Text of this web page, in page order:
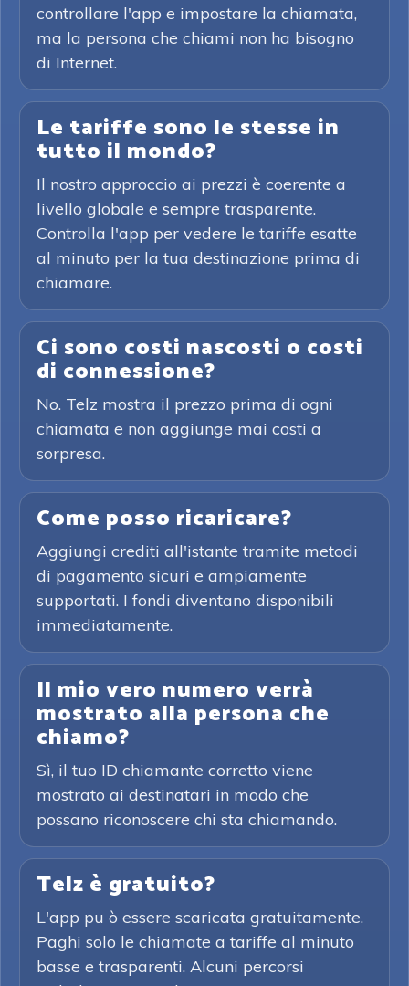
controllare l'app e impostare la chiamata,
ma la persona che chiami non ha bisogno
di Internet.
Le tariffe sono le stesse in
tutto il mondo?
Il nostro approccio ai prezzi è coerente a
livello globale e sempre trasparente.
Controlla l'app per vedere le tariffe esatte
al minuto per la tua destinazione prima di
chiamare.
Ci sono costi nascosti o costi
di connessione?
No. Telz mostra il prezzo prima di ogni
chiamata e non aggiunge mai costi a
sorpresa.
Come posso ricaricare?
Aggiungi crediti all'istante tramite metodi
di pagamento sicuri e ampiamente
supportati. I fondi diventano disponibili
immediatamente.
Il mio vero numero verrà
mostrato alla persona che
chiamo?
Sì, il tuo ID chiamante corretto viene
mostrato ai destinatari in modo che
possano riconoscere chi sta chiamando.
Telz è gratuito?
L'app pu ò essere scaricata gratuitamente.
Paghi solo le chiamate a tariffe al minuto
basse e trasparenti. Alcuni percorsi